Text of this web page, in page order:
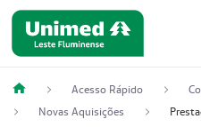
Acesso Rápido
Novas Aquisições